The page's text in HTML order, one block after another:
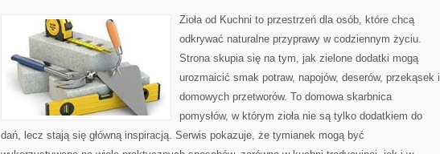
Zioła od Kuchni to przestrzeń dla osób, które chcą
odkrywać naturalne przyprawy w codziennym życiu.
Strona skupia się na tym, jak zielone dodatki mogą
urozmaicić smak potraw, napojów, deserów, przekąsek i
domowych przetworów. To domowa skarbnica
pomysłów, w którym zioła nie są tylko dodatkiem do
dań, lecz stają się główną inspiracją. Serwis pokazuje, że tymianek mogą być